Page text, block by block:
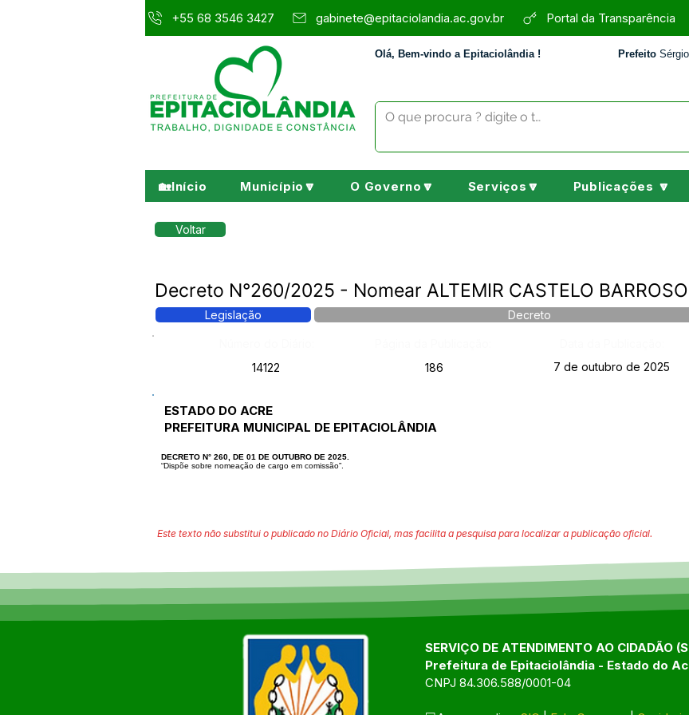
+55 68 3546 3427 gabinete@epitaciolandia.ac.gov.br Portal da Transparência
Olá, Bem-vindo a Epitaciolândia ! Prefeito
🏡Início Município🔽 O Governo🔽 Serviços🔽 Publicações 🔽
Voltar
Decreto N°260/2025 - Nomear ALTEMIR CASTELO BARROSO
Legislação Decreto
14122
186 7 de outubro de 2025
ESTADO DO ACRE
PREFEITURA MUNICIPAL DE EPITACIOLÂNDIA
DECRETO N° 260, DE 01 DE OUTUBRO DE 2025.
“Dispõe sobre nomeação de cargo em comissão”.
Este texto não substitui o publicado no Diário Oficial, mas facilita a pesquisa para localizar a publicação oficial.
SERVIÇO DE ATENDIMENTO AO CIDADÃO
Prefeitura de Epitaciolândia - Estado do
CNPJ 84.306.588/0001-04